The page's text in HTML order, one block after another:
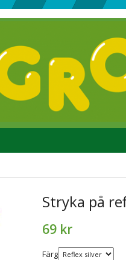
Stryka på
69 kr
Färg